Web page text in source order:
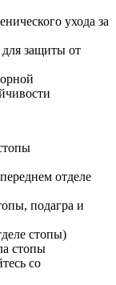
ухода за
для защиты от
отделе
подагра и
стопы)
стопы
со